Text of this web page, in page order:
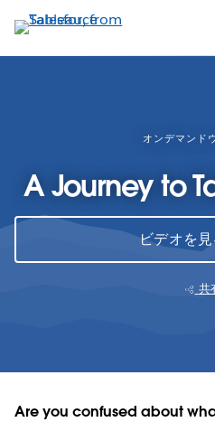
イ
ン
動
オンデマンド
A Journey to
ビデオを
共
Are you confused about